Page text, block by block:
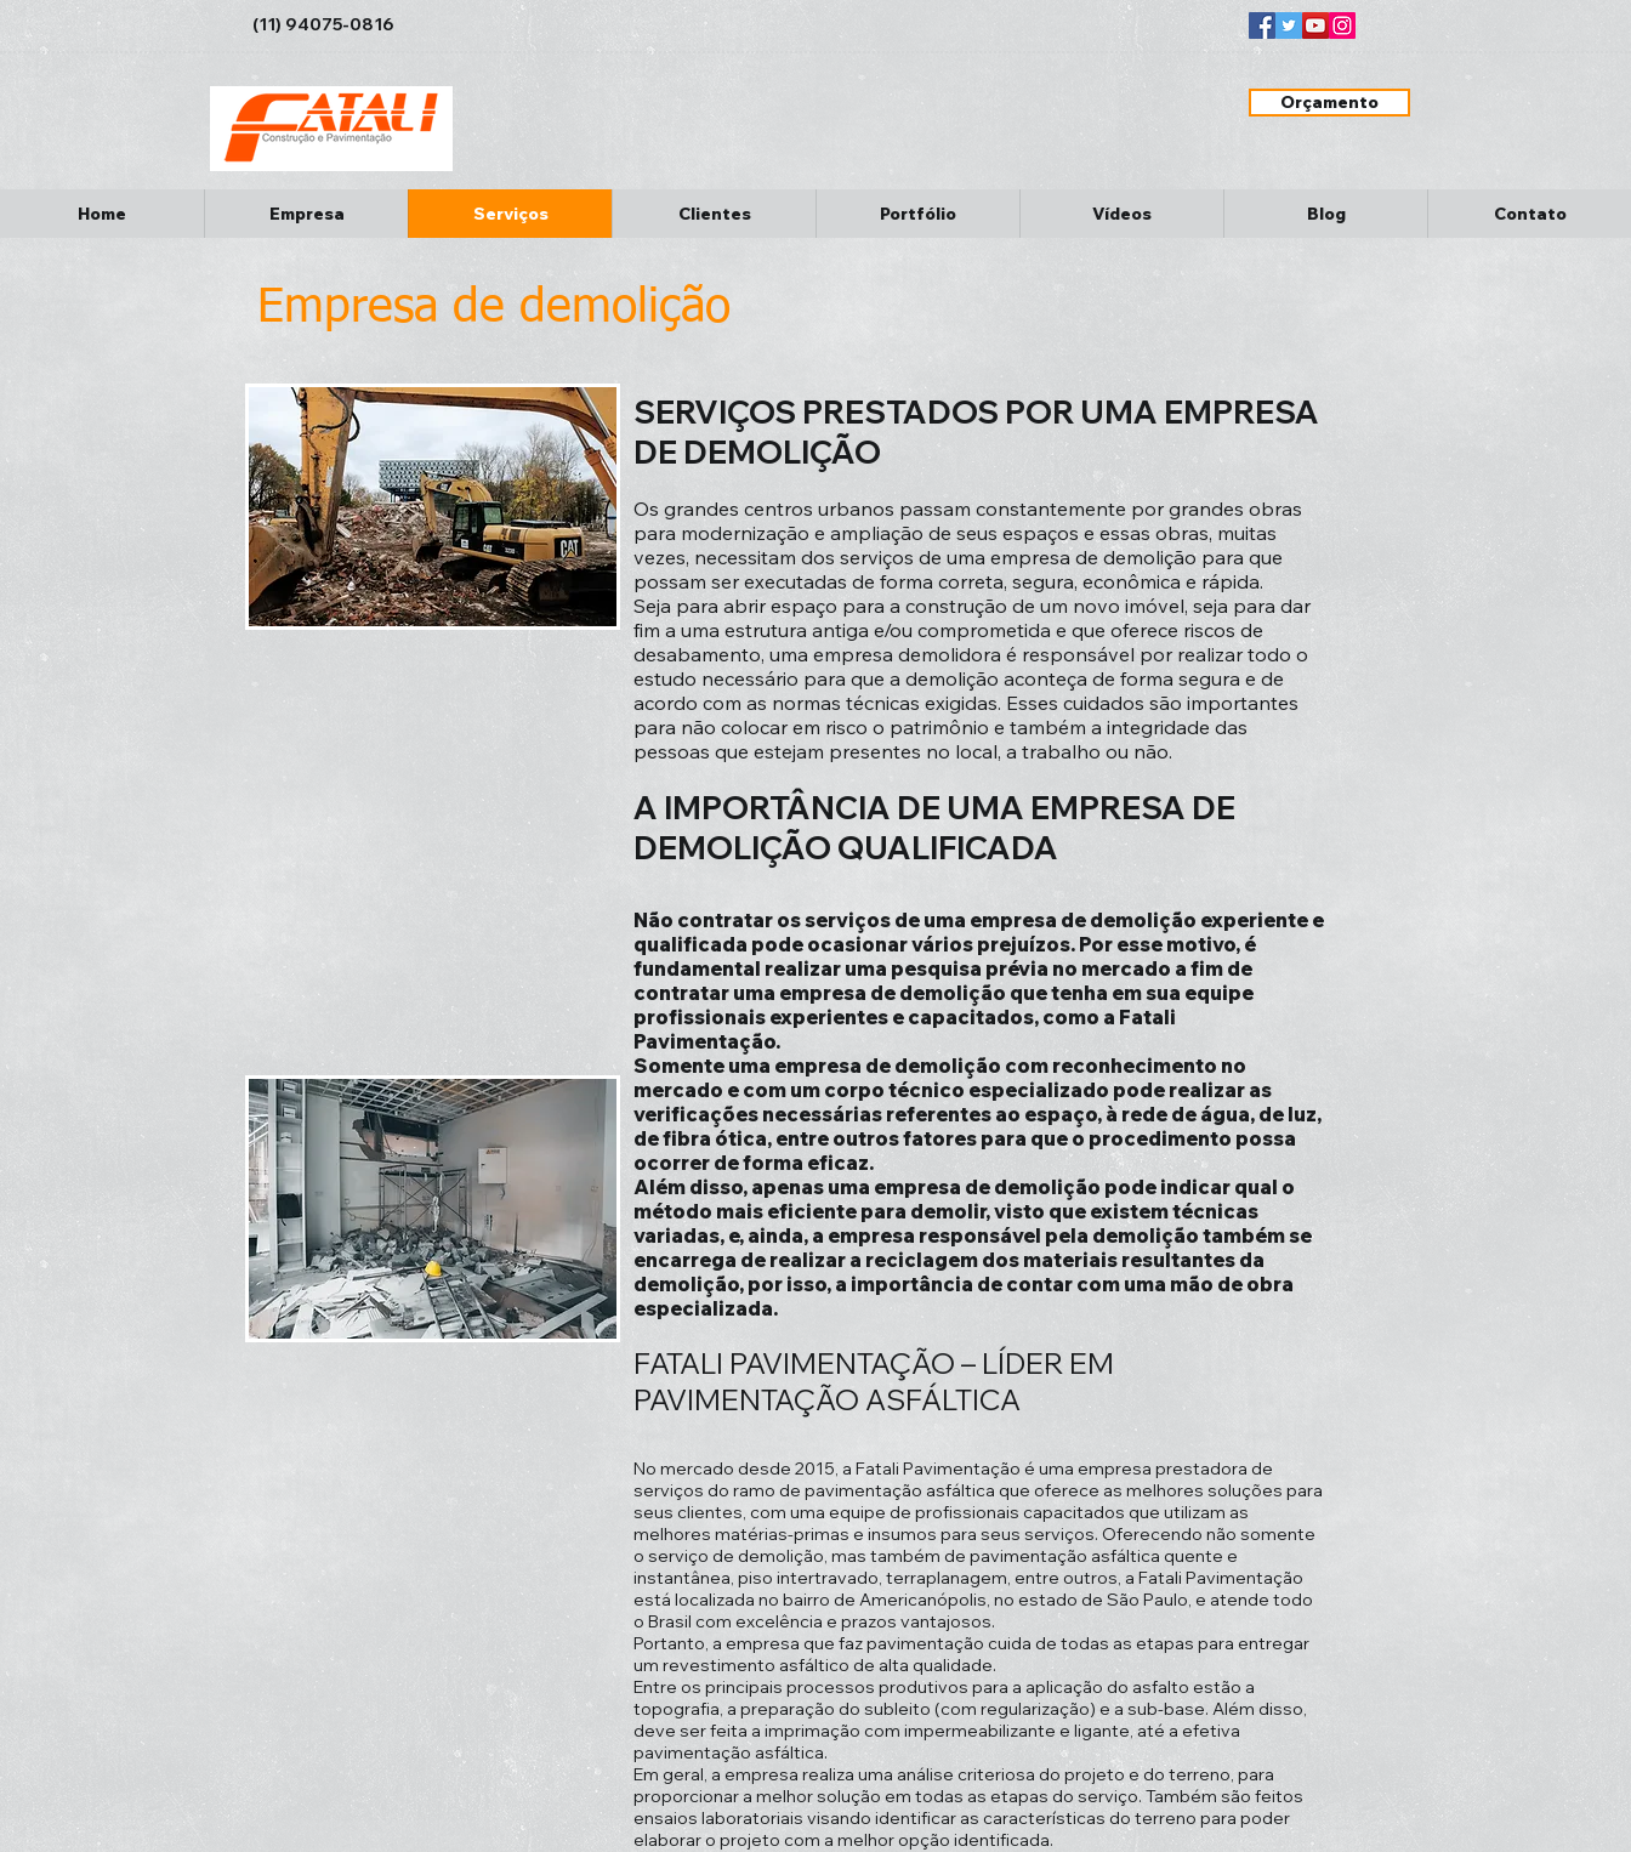
(11) 94075-0816
Orçamento
Home Empresa Serviços Clientes Portfólio Vídeos Blog Contato
Empresa de demolição
SERVIÇOS PRESTADOS POR UMA EMPRESA
DE DEMOLIÇÃO
Os grandes centros urbanos passam constantemente por grandes obras
para modernização e ampliação de seus espaços e essas obras, muitas
vezes, necessitam dos serviços de uma empresa de demolição para que
possam ser executadas de forma correta, segura, econômica e rápida.
Seja para abrir espaço para a construção de um novo imóvel, seja para dar
fim a uma estrutura antiga e/ou comprometida e que oferece riscos de
desabamento, uma empresa demolidora é responsável por realizar todo o
estudo necessário para que a demolição aconteça de forma segura e de
acordo com as normas técnicas exigidas. Esses cuidados são importantes
para não colocar em risco o patrimônio e também a integridade das
pessoas que estejam presentes no local, a trabalho ou não.
A IMPORTÂNCIA DE UMA EMPRESA DE
DEMOLIÇÃO QUALIFICADA
Não contratar os serviços de uma empresa de demolição experiente e
qualificada pode ocasionar vários prejuízos. Por esse motivo, é
fundamental realizar uma pesquisa prévia no mercado a fim de
contratar uma empresa de demolição que tenha em sua equipe
profissionais experientes e capacitados, como a Fatali
Pavimentação.
Somente uma empresa de demolição com reconhecimento no
mercado e com um corpo técnico especializado pode realizar as
verificações necessárias referentes ao espaço, à rede de água, de luz,
de fibra ótica, entre outros fatores para que o procedimento possa
ocorrer de forma eficaz.
Além disso, apenas uma empresa de demolição pode indicar qual o
método mais eficiente para demolir, visto que existem técnicas
variadas, e, ainda, a empresa responsável pela demolição também se
encarrega de realizar a reciclagem dos materiais resultantes da
demolição, por isso, a importância de contar com uma mão de obra
especializada.
FATALI PAVIMENTAÇÃO – LÍDER EM
PAVIMENTAÇÃO ASFÁLTICA
No mercado desde 2015, a Fatali Pavimentação é uma empresa prestadora de
serviços do ramo de pavimentação asfáltica que oferece as melhores soluções para
seus clientes, com uma equipe de profissionais capacitados que utilizam as
melhores matérias-primas e insumos para seus serviços. Oferecendo não somente
o serviço de demolição, mas também de pavimentação asfáltica quente e
instantânea, piso intertravado, terraplanagem, entre outros, a Fatali Pavimentação
está localizada no bairro de Americanópolis, no estado de São Paulo, e atende todo
o Brasil com excelência e prazos vantajosos.
Portanto, a empresa que faz pavimentação cuida de todas as etapas para entregar
um revestimento asfáltico de alta qualidade.
Entre os principais processos produtivos para a aplicação do asfalto estão a
topografia, a preparação do subleito (com regularização) e a sub-base. Além disso,
deve ser feita a imprimação com impermeabilizante e ligante, até a efetiva
pavimentação asfáltica.
Em geral, a empresa realiza uma análise criteriosa do projeto e do terreno, para
proporcionar a melhor solução em todas as etapas do serviço. Também são feitos
ensaios laboratoriais visando identificar as características do terreno para poder
elaborar o projeto com a melhor opção identificada.